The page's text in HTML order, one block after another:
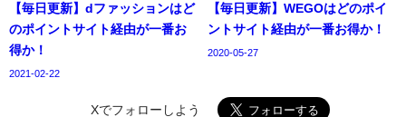
【毎日更新】dファッションはど
のポイントサイト経由が一番お
得か！
2021-02-22
【毎日更新】WEGOはどのポイ
ントサイト経由が一番お得か！
2020-05-27
Xでフォローしよう